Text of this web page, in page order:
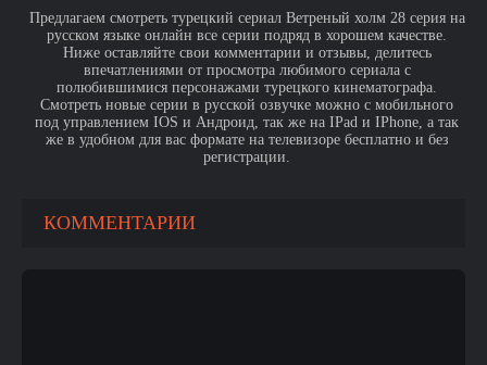
Предлагаем смотреть турецкий сериал Ветреный холм 28 серия на
русском языке онлайн все серии подряд в хорошем качестве.
Ниже оставляйте свои комментарии и отзывы, делитесь
впечатлениями от просмотра любимого сериала с
полюбившимися персонажами турецкого кинематографа.
Смотреть новые серии в русской озвучке можно с мобильного
под управлением IOS и Андроид, так же на IPad и IPhone, а так
же в удобном для вас формате на телевизоре бесплатно и без
регистрации.
КОММЕНТАРИИ